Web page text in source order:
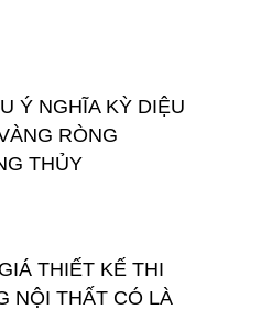
Ý NGHĨA KỲ DIỆU
RÒNG
THỦY
THIẾT KẾ THI
NỘI THẤT CÓ LÀ